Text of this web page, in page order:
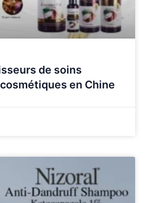
de soins
en Chine